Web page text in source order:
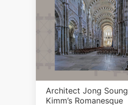
Architect Jong Soung
Kimm’s Romanesque